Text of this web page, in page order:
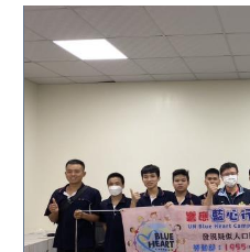
宣
告
宣導折頁！ 藍心，即是防制
標為喚起全球各地的防制人
織、政府、民間社團或私人
運的發生！ 【人口販運案件
護專線(提供中、英、越、印
02-2388-3095 (我想爸爸，
專線) 3. 警察局：110 【如
導團到廠實施宣導？】 申請